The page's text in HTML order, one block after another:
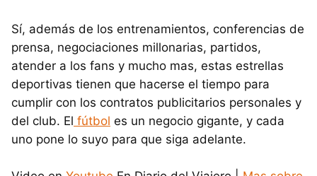
Sí, además de los entrenamientos, conferencias de
prensa, negociaciones millonarias, partidos,
atender a los fans y mucho mas, estas estrellas
deportivas tienen que hacerse el tiempo para
cumplir con los contratos publicitarios personales y
del club. El fútbol es un negocio gigante, y cada
uno pone lo suyo para que siga adelante.